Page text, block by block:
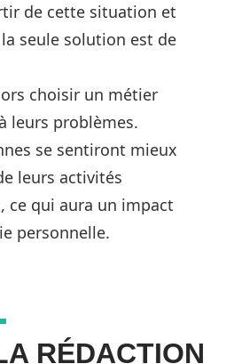
de cette situation et
seule solution est de
choisir un métier
leurs problèmes.
se sentiront mieux
leurs activités
ce qui aura un impact
personnelle.
RÉDACTION